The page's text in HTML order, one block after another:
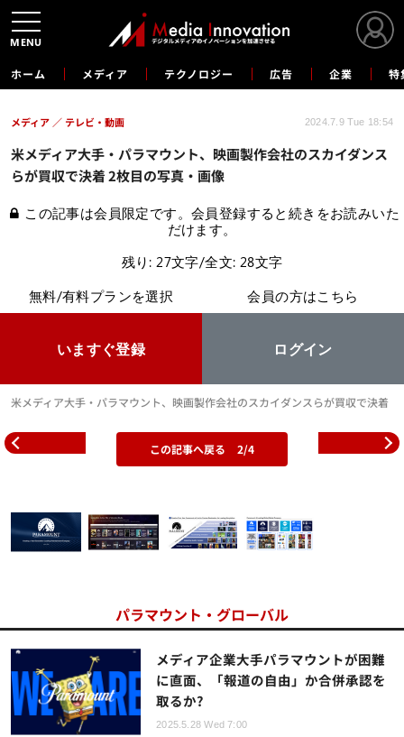
ホーム メディア テクノロジー 広告 企業 特
米メディア大手・パラマウント、映画製作会社のスカイダンス
らが買収で決着 2枚目の写真・画像
メディア テレビ・動画 2024.7.9 Tue 18:54
この記事は会員限定です。会員登録すると続きをお読みいた
だけます。
残り: 27文字/全文: 28文字
無料/有料プランを選択
いますぐ登録
会員の方はこちら
ログイン
米メディア大手・パラマウント、映画製作会社のスカイダンスらが買収で決着
この記事へ戻る 2/4
パラマウント・グローバル
メディア企業大手パラマウントが困難
に直面、「報道の自由」か合併承認を
取るか?
2025.5.28 Wed 7:00
MENU